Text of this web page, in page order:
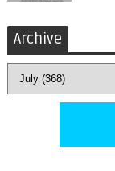
Archive